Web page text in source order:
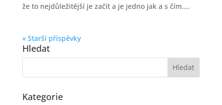
že to nejdůležitější je začít a je jedno jak a s čím....
« Starší příspěvky
Hledat
Kategorie